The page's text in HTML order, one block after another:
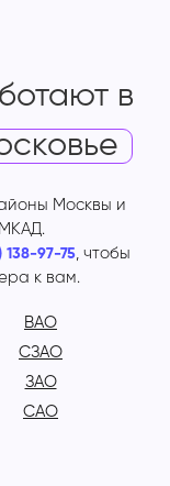
в
Москвы и
138-97-75, чтобы
к вам.
ВАО
СЗАО
ЗАО
САО